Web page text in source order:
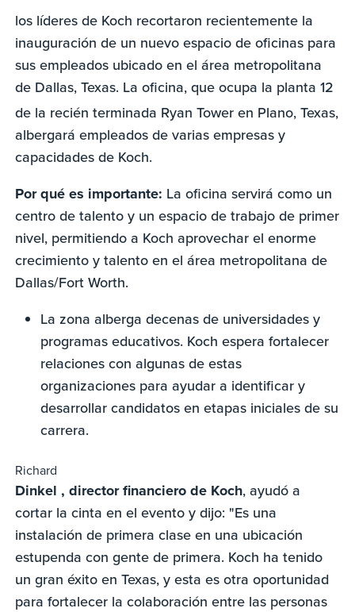
los líderes de Koch recortaron recientemente la
inauguración de un nuevo espacio de oficinas para
sus empleados ubicado en el área metropolitana
de Dallas, Texas. La oficina, que ocupa la planta 12
de la recién terminada Ryan Tower en Plano, Texas,
albergará empleados de varias empresas y
capacidades de Koch.
Por qué es importante: La oficina servirá como un
centro de talento y un espacio de trabajo de primer
nivel, permitiendo a Koch aprovechar el enorme
crecimiento y talento en el área metropolitana de
Dallas/Fort Worth.
La zona alberga decenas de universidades y
programas educativos. Koch espera fortalecer
relaciones con algunas de estas
organizaciones para ayudar a identificar y
desarrollar candidatos en etapas iniciales de su
carrera.
Richard
Dinkel , director financiero de Koch, ayudó a
cortar la cinta en el evento y dijo: "Es una
instalación de primera clase en una ubicación
estupenda con gente de primera. Koch ha tenido
un gran éxito en Texas, y esta es otra oportunidad
para fortalecer la colaboración entre las personas